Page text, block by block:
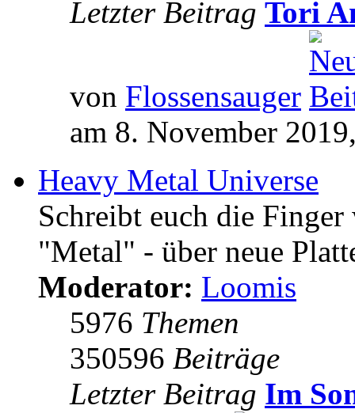
Letzter Beitrag Tori
von Flossensauger
am 8. November
Heavy Metal Universe
Schreibt euch die
"Metal" - über neue
Moderator: Loomis
5976 Themen
350596 Beiträge
Letzter Beitrag Im